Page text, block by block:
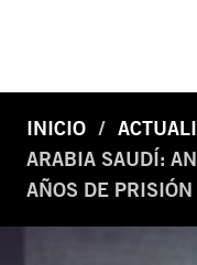
INICIO
ARABIA SAUDÍ:
AÑOS DE